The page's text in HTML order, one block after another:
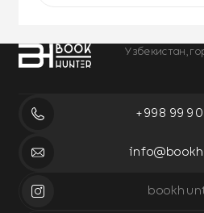
Узбекистан,
+998 99